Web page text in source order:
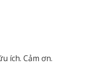
ích. Cảm ơn.